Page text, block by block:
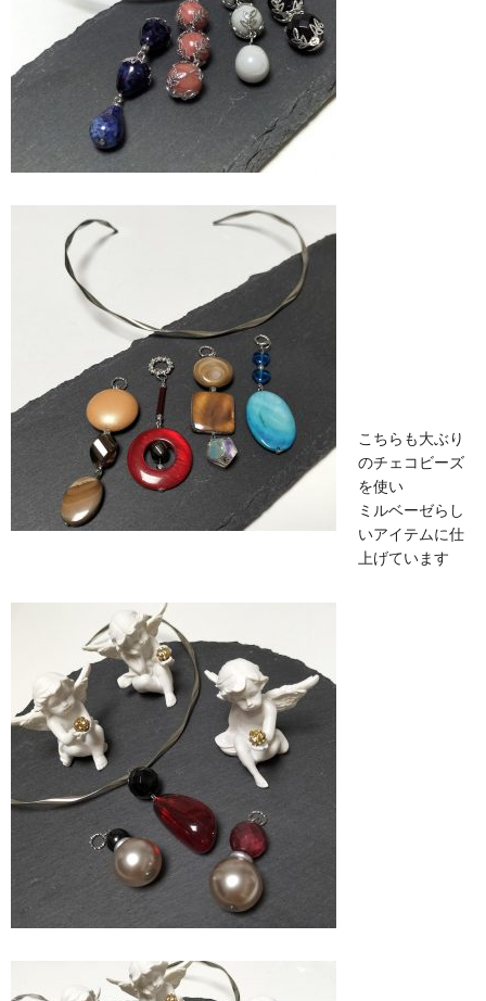
こちらも大ぶり
のチェコビーズ
を使い
ミルベーゼらし
いアイテムに仕
上げています